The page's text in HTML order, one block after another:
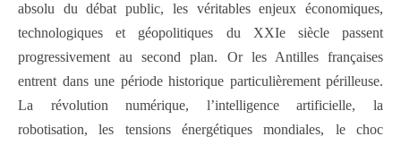
absolu du débat public, les véritables enjeux économiques,
technologiques et géopolitiques du XXIe siècle passent
progressivement au second plan. Or les Antilles françaises
entrent dans une période historique particulièrement périlleuse.
La révolution numérique, l’intelligence artificielle, la
robotisation, les tensions énergétiques mondiales, le choc